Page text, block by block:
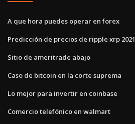
A que hora puedes operar en forex
Predicción de precios de ripple xrp 2021
Sitio de ameritrade abajo
Caso de bitcoin en la corte suprema
Lo mejor para invertir en coinbase
Comercio telefónico en walmart